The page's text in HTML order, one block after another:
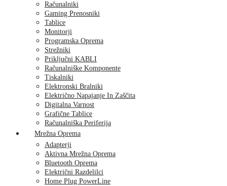
Računalniki
Gaming Prenosniki
Tablice
Monitorji
Programska Oprema
Strežniki
Priključni KABLI
Računalniške Komponente
Tiskalniki
Elektronski Bralniki
Električno Napajanje In Zaščita
Digitalna Varnost
Grafične Tablice
Računalniška Periferija
Mrežna Oprema
Adapterji
Aktivna Mrežna Oprema
Bluetooth Oprema
Električni Razdelilci
Home Plug PowerLine